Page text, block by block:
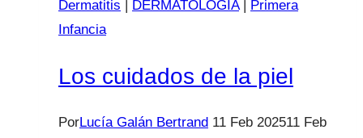
Dermatitis | DERMATOLOGÍA| Primera
Infancia
Los cuidados de la piel
PorLucía Galán Bertrand 11 Feb 202511 Feb